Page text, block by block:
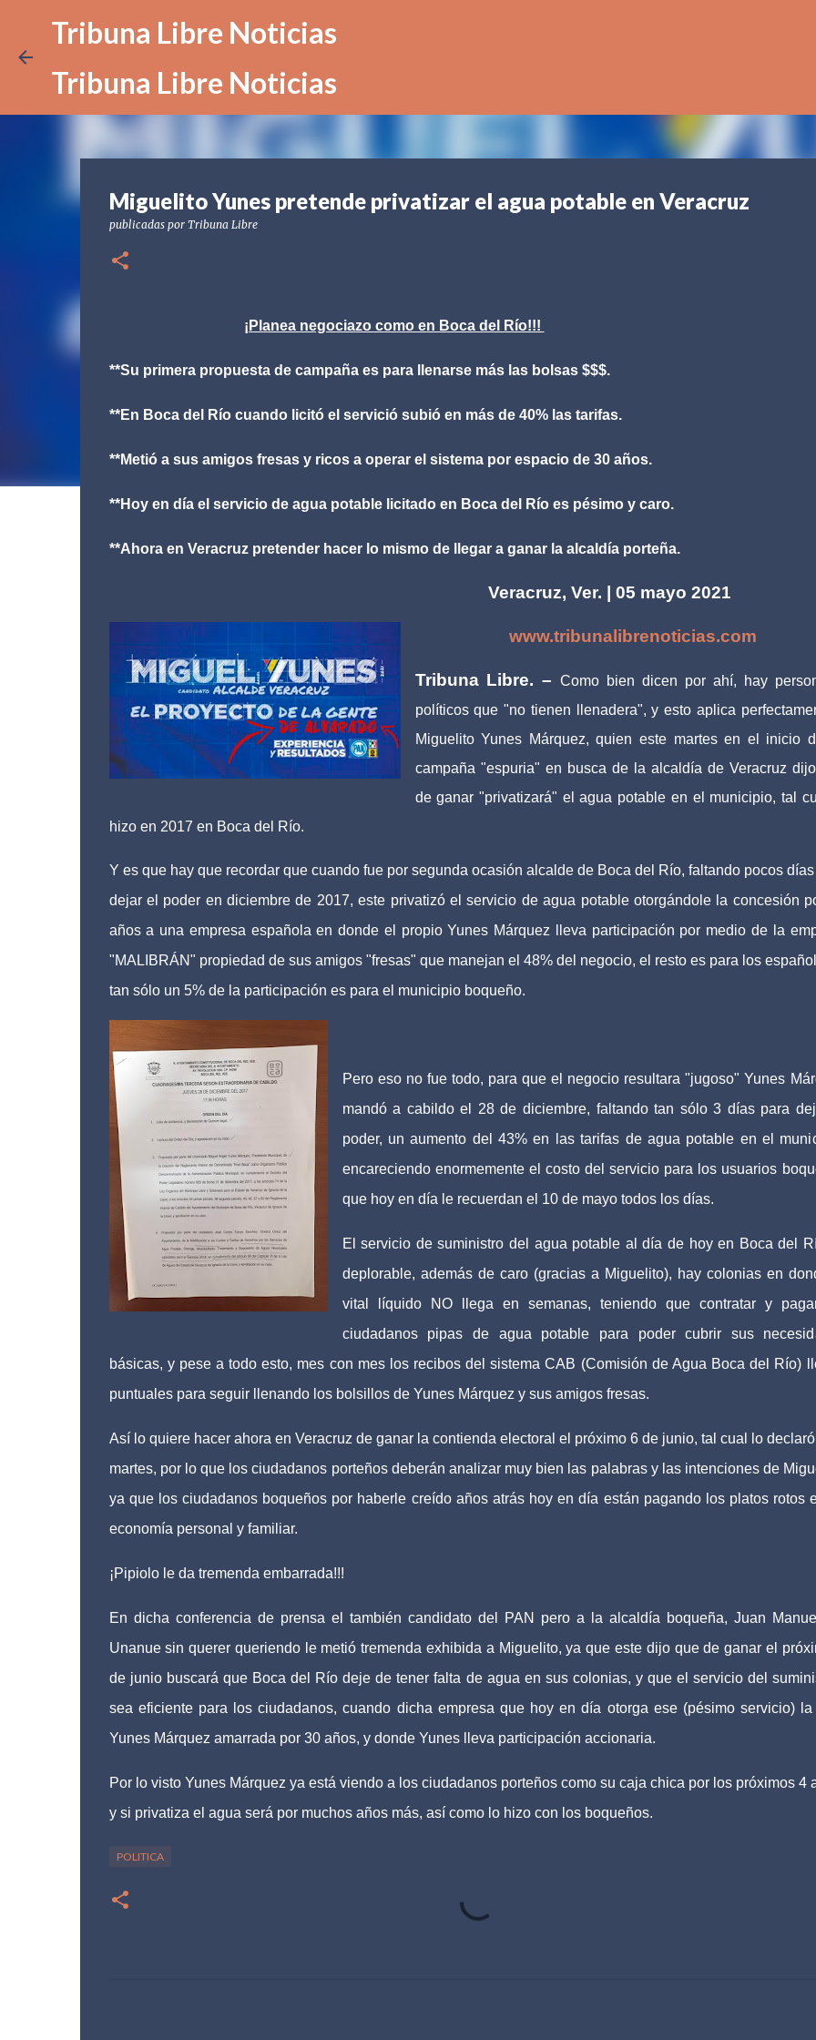
Tribuna Libre Noticias
Tribuna Libre Noticias
Miguelito Yunes pretende privatizar el agua potable en Veracruz
publicadas por Tribuna Libre
¡Planea negociazo como en Boca del Río!!!
**Su primera propuesta de campaña es para llenarse más las bolsas $$$.
**En Boca del Río cuando licitó el servició subió en más de 40% las tarifas.
**Metió a sus amigos fresas y ricos a operar el sistema por espacio de 30 años.
**Hoy en día el servicio de agua potable licitado en Boca del Río es pésimo y caro.
**Ahora en Veracruz pretender hacer lo mismo de llegar a ganar la alcaldía porteña.
Veracruz, Ver. | 05 mayo 2021
www.tribunalibrenoticias.com
Tribuna Libre. –Como bien dicen por ahí, hay
políticos que "no tienen llenadera", y esto aplica
Miguelito Yunes Márquez, quien este martes en el inicio
campaña "espuria" en busca de la alcaldía de Veracruz
de ganar "privatizará" el agua potable en el municipio, tal
hizo en 2017 en Boca del Río.
Y es que hay que recordar que cuando fue por segunda ocasión alcalde de Boca del Río, faltando pocos días
dejar el poder en diciembre de 2017, este privatizó el servicio de agua potable otorgándole la concesión
años a una empresa española en donde el propio Yunes Márquez lleva participación por medio de la
"MALIBRÁN" propiedad de sus amigos "fresas" que manejan el 48% del negocio, el resto es para los
tan sólo un 5% de la participación es para el municipio boqueño.
Pero eso no fue todo, para que el negocio resultara "jugoso" Yunes
mandó a cabildo el 28 de diciembre, faltando tan sólo 3 días para
poder, un aumento del 43% en las tarifas de agua potable en el
encareciendo enormemente el costo del servicio para los usuarios
que hoy en día le recuerdan el 10 de mayo todos los días.
El servicio de suministro del agua potable al día de hoy en Boca del
deplorable, además de caro (gracias a Miguelito), hay colonias en
vital líquido NO llega en semanas, teniendo que contratar y
ciudadanos pipas de agua potable para poder cubrir sus
básicas, y pese a todo esto, mes con mes los recibos del sistema CAB (Comisión de Agua Boca del Río)
puntuales para seguir llenando los bolsillos de Yunes Márquez y sus amigos fresas.
Así lo quiere hacer ahora en Veracruz de ganar la contienda electoral el próximo 6 de junio, tal cual lo
martes, por lo que los ciudadanos porteños deberán analizar muy bien las palabras y las intenciones de
ya que los ciudadanos boqueños por haberle creído años atrás hoy en día están pagando los platos rotos
economía personal y familiar.
¡Pipiolo le da tremenda embarrada!!!
En dicha conferencia de prensa el también candidato del PAN pero a la alcaldía boqueña, Juan
Unanue sin querer queriendo le metió tremenda exhibida a Miguelito, ya que este dijo que de ganar el
de junio buscará que Boca del Río deje de tener falta de agua en sus colonias, y que el servicio del
sea eficiente para los ciudadanos, cuando dicha empresa que hoy en día otorga ese (pésimo servicio)
Yunes Márquez amarrada por 30 años, y donde Yunes lleva participación accionaria.
Por lo visto Yunes Márquez ya está viendo a los ciudadanos porteños como su caja chica por los próximos 4
y si privatiza el agua será por muchos años más, así como lo hizo con los boqueños.
POLITICA